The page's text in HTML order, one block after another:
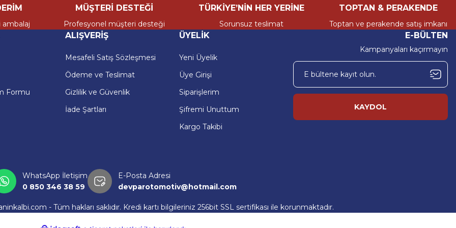
ağımız sayesinde hem bireysel kullanıcıların hem de servislerin tüm ihtiyaçlarına çözüm sunuyoruz.
hızlı ve kaliteli hizmet sunmak amacıyla kurulmuş öncü bir e-ticaret platformudur. Her marka ve model araca uygun, %100
yedek parçaları en uygun fiyatlarla müşterilerimize ulaştırıyoruz.
Bu nedenle her siparişi, bir aracın yeniden hayata dönmesine katkı sağlayacak önemli bir adım olarak görüyoruz. Geniş
ağımız sayesinde hem bireysel kullanıcıların hem de servislerin tüm ihtiyaçlarına çözüm sunuyoruz.
ambalaj
MÜŞTERİ DESTEĞİ
Profesyonel müşteri desteği
TÜRKİYE’NİN HER YERİNE
Sorunsuz teslimat
TOPTAN & PERAKENDE
Toptan ve perakende satış imkanı
Formu
ALIŞVERİŞ
Mesafeli Satış Sözleşmesi
Ödeme ve Teslimat
Gizlilik ve Güvenlik
İade Şartları
ÜYELİK
Yeni Üyelik
Üye Girişi
Siparişlerim
Şifremi Unuttum
Kargo Takibi
WhatsApp İletişim
0 850 346 38 59
E-Posta Adresi
devparotomotiv@hotmail.com
E-BÜLTEN
Kampanyaları kaçırmayın
KAYDOL
- Tüm hakları saklıdır. Kredi kartı bilgileriniz 256bit SSL sertifikası ile korunmaktadır.